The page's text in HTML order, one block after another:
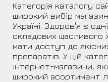
Категорія каталогу
широкий вибір
Україні. Здоров'я є
складових
мати доступ до
препаратів. У цій
інтернет-магазини,
широкий асортимент